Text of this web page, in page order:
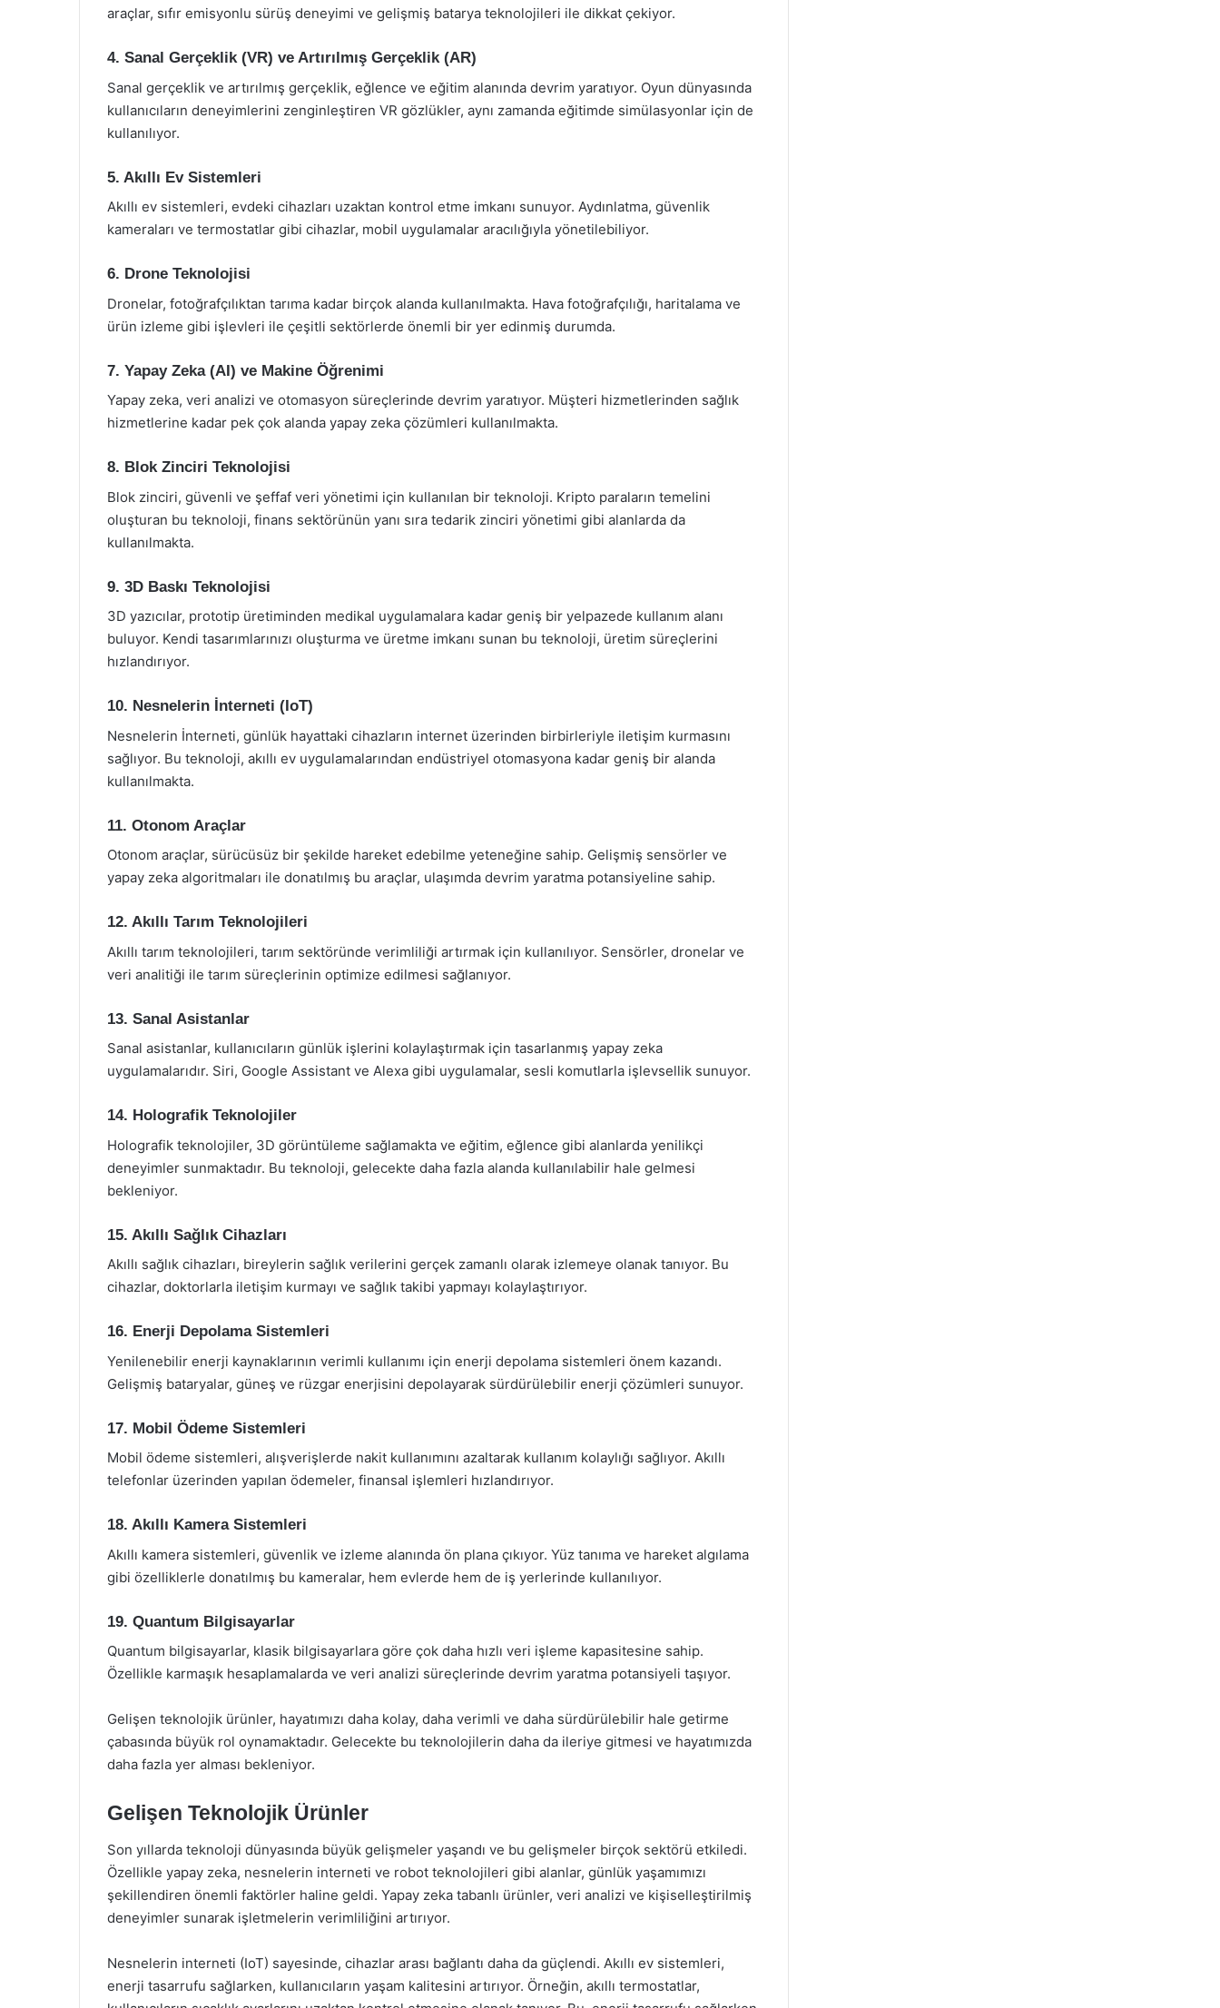
araçlar, sıfır emisyonlu sürüş deneyimi ve gelişmiş batarya teknolojileri ile dikkat çekiyor.
4. Sanal Gerçeklik (VR) ve Artırılmış Gerçeklik (AR)
Sanal gerçeklik ve artırılmış gerçeklik, eğlence ve eğitim alanında devrim yaratıyor. Oyun dünyasında
kullanıcıların deneyimlerini zenginleştiren VR gözlükler, aynı zamanda eğitimde simülasyonlar için de
kullanılıyor.
5. Akıllı Ev Sistemleri
Akıllı ev sistemleri, evdeki cihazları uzaktan kontrol etme imkanı sunuyor. Aydınlatma, güvenlik
kameraları ve termostatlar gibi cihazlar, mobil uygulamalar aracılığıyla yönetilebiliyor.
6. Drone Teknolojisi
Dronelar, fotoğrafçılıktan tarıma kadar birçok alanda kullanılmakta. Hava fotoğrafçılığı, haritalama ve
ürün izleme gibi işlevleri ile çeşitli sektörlerde önemli bir yer edinmiş durumda.
7. Yapay Zeka (AI) ve Makine Öğrenimi
Yapay zeka, veri analizi ve otomasyon süreçlerinde devrim yaratıyor. Müşteri hizmetlerinden sağlık
hizmetlerine kadar pek çok alanda yapay zeka çözümleri kullanılmakta.
8. Blok Zinciri Teknolojisi
Blok zinciri, güvenli ve şeffaf veri yönetimi için kullanılan bir teknoloji. Kripto paraların temelini
oluşturan bu teknoloji, finans sektörünün yanı sıra tedarik zinciri yönetimi gibi alanlarda da
kullanılmakta.
9. 3D Baskı Teknolojisi
3D yazıcılar, prototip üretiminden medikal uygulamalara kadar geniş bir yelpazede kullanım alanı
buluyor. Kendi tasarımlarınızı oluşturma ve üretme imkanı sunan bu teknoloji, üretim süreçlerini
hızlandırıyor.
10. Nesnelerin İnterneti (IoT)
Nesnelerin İnterneti, günlük hayattaki cihazların internet üzerinden birbirleriyle iletişim kurmasını
sağlıyor. Bu teknoloji, akıllı ev uygulamalarından endüstriyel otomasyona kadar geniş bir alanda
kullanılmakta.
11. Otonom Araçlar
Otonom araçlar, sürücüsüz bir şekilde hareket edebilme yeteneğine sahip. Gelişmiş sensörler ve
yapay zeka algoritmaları ile donatılmış bu araçlar, ulaşımda devrim yaratma potansiyeline sahip.
12. Akıllı Tarım Teknolojileri
Akıllı tarım teknolojileri, tarım sektöründe verimliliği artırmak için kullanılıyor. Sensörler, dronelar ve
veri analitiği ile tarım süreçlerinin optimize edilmesi sağlanıyor.
13. Sanal Asistanlar
Sanal asistanlar, kullanıcıların günlük işlerini kolaylaştırmak için tasarlanmış yapay zeka
uygulamalarıdır. Siri, Google Assistant ve Alexa gibi uygulamalar, sesli komutlarla işlevsellik sunuyor.
14. Holografik Teknolojiler
Holografik teknolojiler, 3D görüntüleme sağlamakta ve eğitim, eğlence gibi alanlarda yenilikçi
deneyimler sunmaktadır. Bu teknoloji, gelecekte daha fazla alanda kullanılabilir hale gelmesi
bekleniyor.
15. Akıllı Sağlık Cihazları
Akıllı sağlık cihazları, bireylerin sağlık verilerini gerçek zamanlı olarak izlemeye olanak tanıyor. Bu
cihazlar, doktorlarla iletişim kurmayı ve sağlık takibi yapmayı kolaylaştırıyor.
16. Enerji Depolama Sistemleri
Yenilenebilir enerji kaynaklarının verimli kullanımı için enerji depolama sistemleri önem kazandı.
Gelişmiş bataryalar, güneş ve rüzgar enerjisini depolayarak sürdürülebilir enerji çözümleri sunuyor.
17. Mobil Ödeme Sistemleri
Mobil ödeme sistemleri, alışverişlerde nakit kullanımını azaltarak kullanım kolaylığı sağlıyor. Akıllı
telefonlar üzerinden yapılan ödemeler, finansal işlemleri hızlandırıyor.
18. Akıllı Kamera Sistemleri
Akıllı kamera sistemleri, güvenlik ve izleme alanında ön plana çıkıyor. Yüz tanıma ve hareket algılama
gibi özelliklerle donatılmış bu kameralar, hem evlerde hem de iş yerlerinde kullanılıyor.
19. Quantum Bilgisayarlar
Quantum bilgisayarlar, klasik bilgisayarlara göre çok daha hızlı veri işleme kapasitesine sahip.
Özellikle karmaşık hesaplamalarda ve veri analizi süreçlerinde devrim yaratma potansiyeli taşıyor.
Gelişen teknolojik ürünler, hayatımızı daha kolay, daha verimli ve daha sürdürülebilir hale getirme
çabasında büyük rol oynamaktadır. Gelecekte bu teknolojilerin daha da ileriye gitmesi ve hayatımızda
daha fazla yer alması bekleniyor.
Gelişen Teknolojik Ürünler
Son yıllarda teknoloji dünyasında büyük gelişmeler yaşandı ve bu gelişmeler birçok sektörü etkiledi.
Özellikle yapay zeka, nesnelerin interneti ve robot teknolojileri gibi alanlar, günlük yaşamımızı
şekillendiren önemli faktörler haline geldi. Yapay zeka tabanlı ürünler, veri analizi ve kişiselleştirilmiş
deneyimler sunarak işletmelerin verimliliğini artırıyor.
Nesnelerin interneti (IoT) sayesinde, cihazlar arası bağlantı daha da güçlendi. Akıllı ev sistemleri,
enerji tasarrufu sağlarken, kullanıcıların yaşam kalitesini artırıyor. Örneğin, akıllı termostatlar,